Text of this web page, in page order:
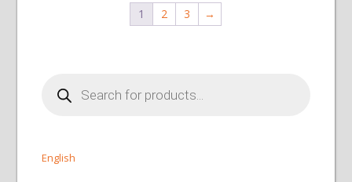
1 2 3 →
search
English